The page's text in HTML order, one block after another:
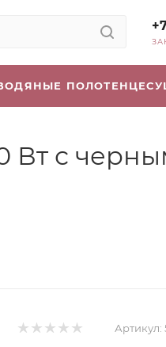
Вт с
Артикул: